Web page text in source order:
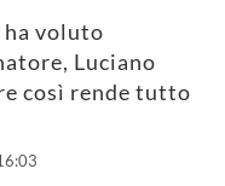
voluto
Luciano
così rende tutto